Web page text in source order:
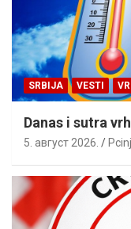
SRBIJA VESTI
Danas i sutra
5. август 2026.